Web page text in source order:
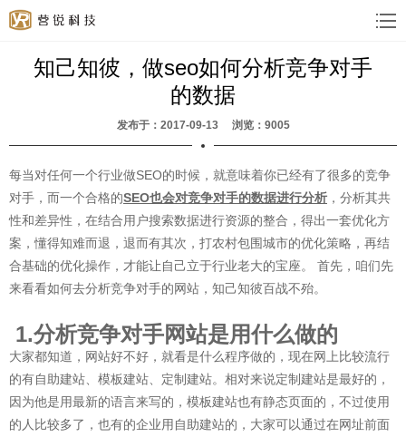
知己知彼，做seo如何分析竞争对手
的数据
发布于：2017-09-13 浏览：9005
每当对任何一个行业做SEO的时候，就意味着你已经有了很多的竞争
对手，而一个合格的SEO也会对竞争对手的数据进行分析 ，分析其共
性和差异性，在结合用户搜索数据进行资源的整合，得出一套优化方
案，懂得知难而退，退而有其次，打农村包围城市的优化策略，再结
合基础的优化操作，才能让自己立于行业老大的宝座。 首先，咱们先
来看看如何去分析竞争对手的网站，知己知彼百战不殆。
1.分析竞争对手网站是用什么做的
大家都知道，网站好不好，就看是什么程序做的，现在网上比较流行
的有自助建站、模板建站、定制建站。相对来说定制建站是最好的，
因为他是用最新的语言来写的，模板建站也有静态页面的，不过使用
的人比较多了，也有的企业用自助建站的，大家可以通过在网址前面